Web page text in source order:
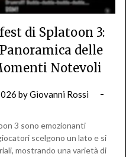
di Splatoon 3:
delle
Notevoli
byGiovanni Rossi
3 sono emozionanti
scelgono un lato e si
mostrando una varietà di